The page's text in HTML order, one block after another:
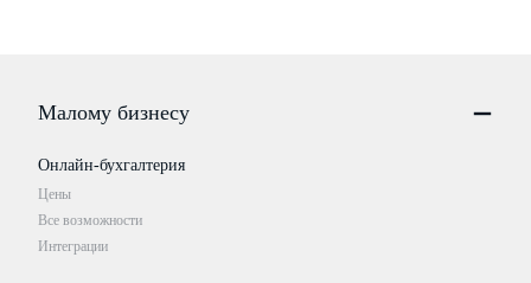
Малому бизнесу
Онлайн-бухгалтерия
Цены
Все возможности
Интеграции